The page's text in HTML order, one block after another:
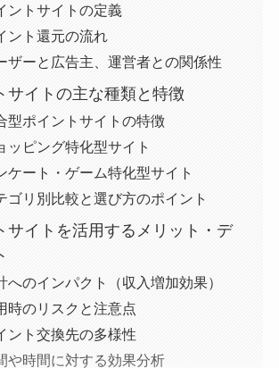
ントサイトの定義
ント還元の流れ
ザーと広告主、運営者との関係性
サイトの主な種類と特徴
型ポイントサイトの特徴
ッピング特化型サイト
ケート・ゲーム特化型サイト
ゴリ別比較と選び方のポイント
サイトを活用するメリット・デ
へのインパクト（収入増加効果）
時のリスクと注意点
ント交換先の多様性
や時間に対する効果分析